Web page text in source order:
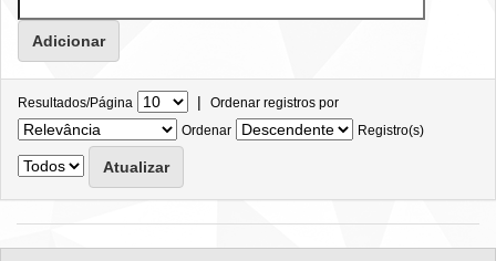
Resultados/Página | Ordenar registros por
Ordenar
Registro(s)